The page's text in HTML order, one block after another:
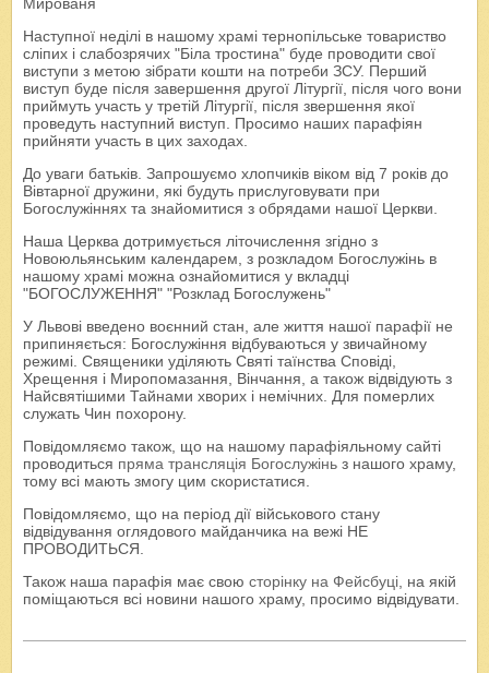
Мированя
Наступної неділі в нашому храмі тернопільське товариство
сліпих і слабозрячих "Біла тростина" буде проводити свої
виступи з метою зібрати кошти на потреби ЗСУ. Перший
виступ буде після завершення другої Літургії, після чого вони
приймуть участь у третій Літургії, після звершення якої
проведуть наступний виступ. Просимо наших парафіян
прийняти участь в цих заходах.
До уваги батьків. Запрошуємо хлопчиків віком від 7 років до
Вівтарної дружини, які будуть прислуговувати при
Богослужіннях та знайомитися з обрядами нашої Церкви.
Наша Церква дотримується літочислення згідно з
Новоюльянським календарем, з розкладом Богослужінь в
нашому храмі можна ознайомитися у вкладці
"БОГОСЛУЖЕННЯ" "Розклад Богослужень"
У Львові введено воєнний стан, але життя нашої парафії не
припиняється: Богослужіння відбуваються у звичайному
режимі. Священики уділяють Святі таїнства Сповіді,
Хрещення і Миропомазання, Вінчання, а також відвідують з
Найсвятішими Тайнами хворих і немічних. Для померлих
служать Чин похорону.
Повідомляємо також, що на нашому парафіяльному сайті
проводиться пряма трансляція Богослужінь з нашого храму,
тому всі мають змогу цим скористатися.
Повідомляємо, що на період дії військового стану
відвідування оглядового майданчика на вежі НЕ
ПРОВОДИТЬСЯ.
Також наша парафія має свою сторінку на Фейсбуці, на якій
поміщаються всі новини нашого храму, просимо відвідувати.